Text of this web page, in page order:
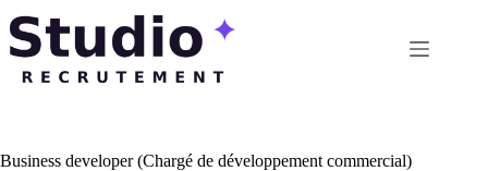
au
contenu
Business developer (Chargé de développement commercial)